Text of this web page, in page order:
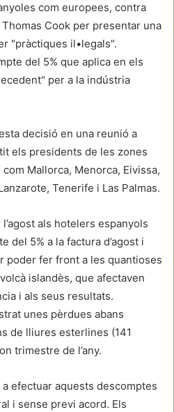
com europees, contra
Cook per presentar una
"pràctiques il•legals".
del 5% que aplica en els
per a la indústria
decisió en una reunió a
els presidents de les zones
Mallorca, Menorca, Eivissa,
Tenerife i Las Palmas.
als hotelers espanyols
del 5% a la factura d’agost i
poder fer front a les quantioses
islandès, que afectaven
i als seus resultats.
unes pèrdues abans
de lliures esterlines (141
trimestre de l’any.
efectuar aquests descomptes
i sense previ acord. Els